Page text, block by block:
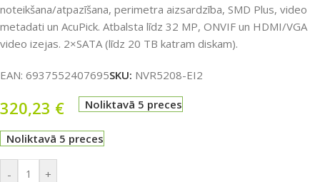
noteikšana/atpazīšana, perimetra aizsardzība, SMD Plus, video
metadati un AcuPick. Atbalsta līdz 32 MP, ONVIF un HDMI/VGA
video izejas. 2×SATA (līdz 20 TB katram diskam).
EAN: 6937552407695SKU: NVR5208-EI2
320,23 € Noliktavā 5 preces
Noliktavā 5 preces
- +